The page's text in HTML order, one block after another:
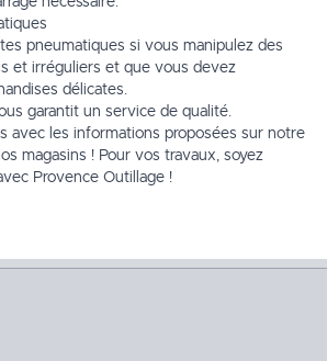
pneumatiques si vous manipulez des
et irréguliers et que vous devez
délicates.
garantit un service de qualité.
avec les informations proposées sur notre
magasins ! Pour vos travaux, soyez
Provence Outillage !